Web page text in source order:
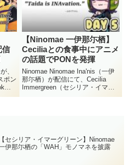
信
、
ポン
の
ら自
【Ninomae 一伊那尓栖】
Ceciliaとの食事中にアニメ
の話題でPONを発揮
Ninomae Ninomae Ina'nis（一伊
那尓栖）が配信にて、Cecilia
Immergreen（セシリア・イマー
グリーン）と食事をした際のエピ
【セシリア・イマーグリーン】Ninomae
伊那尓栖の「WAH」モノマネを披露